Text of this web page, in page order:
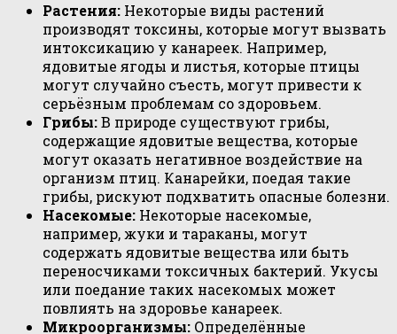
Растения: Некоторые виды растений
производят токсины, которые могут вызвать
интоксикацию у канареек. Например,
ядовитые ягоды и листья, которые птицы
могут случайно съесть, могут привести к
серьёзным проблемам со здоровьем.
Грибы:В природе существуют грибы,
содержащие ядовитые вещества, которые
могут оказать негативное воздействие на
организм птиц. Канарейки, поедая такие
грибы, рискуют подхватить опасные болезни.
Насекомые: Некоторые насекомые,
например, жуки и тараканы, могут
содержать ядовитые вещества или быть
переносчиками токсичных бактерий. Укусы
или поедание таких насекомых может
повлиять на здоровье канареек.
Микроорганизмы: Определённые